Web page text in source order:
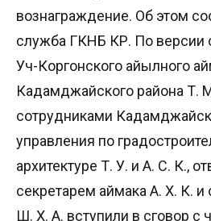
вознаграждение. Об этом
служба ГКНБ КР. По версии
Уч-Коргонского айылного
Кадамджайского района Т.
сотрудниками
управления по
архитектуре Т. У. и А. С. К.,
секретарем аймака А. Х. К.
Ш. Х. А. вступили в сговор с